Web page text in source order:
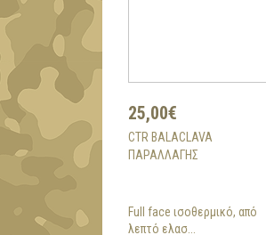
25,00€
CTR BALACLAVA
ΠΑΡΑΛΛΑΓΉΣ
Full face ισοθερμικό, από
λεπτό ελασ...